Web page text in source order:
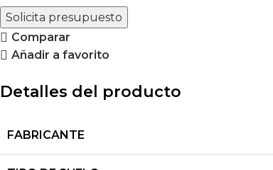
Solicita presupuesto
Comparar
Añadir a favorito
Detalles del producto
FABRICANTE